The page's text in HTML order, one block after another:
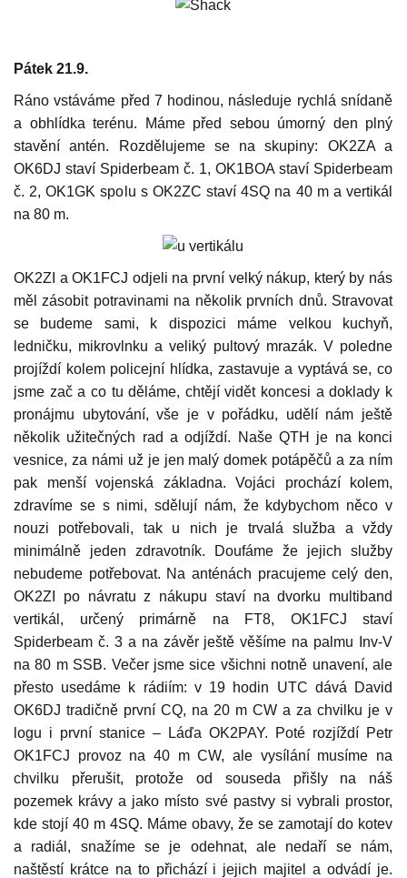
Pátek 21.9.
Ráno vstáváme před 7 hodinou, následuje rychlá snídaně
a obhlídka terénu. Máme před sebou úmorný den plný
stavění antén. Rozdělujeme se na skupiny: OK2ZA a
OK6DJ staví Spiderbeam č. 1, OK1BOA staví Spiderbeam
č. 2, OK1GK spolu s OK2ZC staví 4SQ na 40 m a vertikál
na 80 m.
OK2ZI a OK1FCJ odjeli na první velký nákup, který by nás
měl zásobit potravinami na několik prvních dnů. Stravovat
se budeme sami, k dispozici máme velkou kuchyň,
ledničku, mikrovlnku a veliký pultový mrazák. V poledne
projíždí kolem policejní hlídka, zastavuje a vyptává se, co
jsme zač a co tu děláme, chtějí vidět koncesi a doklady k
pronájmu ubytování, vše je v pořádku, udělí nám ještě
několik užitečných rad a odjíždí. Naše QTH je na konci
vesnice, za námi už je jen malý domek potápěčů a za ním
pak menší vojenská základna. Vojáci prochází kolem,
zdravíme se s nimi, sdělují nám, že kdybychom něco v
nouzi potřebovali, tak u nich je trvalá služba a vždy
minimálně jeden zdravotník. Doufáme že jejich služby
nebudeme potřebovat. Na anténách pracujeme celý den,
OK2ZI po návratu z nákupu staví na dvorku multiband
vertikál, určený primárně na FT8, OK1FCJ staví
Spiderbeam č. 3 a na závěr ještě věšíme na palmu Inv-V
na 80 m SSB. Večer jsme sice všichni notně unavení, ale
přesto usedáme k rádiím: v 19 hodin UTC dává David
OK6DJ tradičně první CQ, na 20 m CW a za chvilku je v
logu i první stanice – Láďa OK2PAY. Poté rozjíždí Petr
OK1FCJ provoz na 40 m CW, ale vysílání musíme na
chvilku přerušit, protože od souseda přišly na náš
pozemek krávy a jako místo své pastvy si vybrali prostor,
kde stojí 40 m 4SQ. Máme obavy, že se zamotají do kotev
a radiál, snažíme se je odehnat, ale nedaří se nám,
naštěstí krátce na to přichází i jejich majitel a odvádí je.